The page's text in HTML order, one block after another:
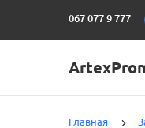
067 077 9 777
Главная